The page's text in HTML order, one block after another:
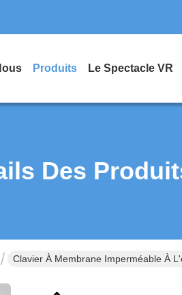
Produits Le Spectacle VR
Des
Clavier À Membrane Imperméable À